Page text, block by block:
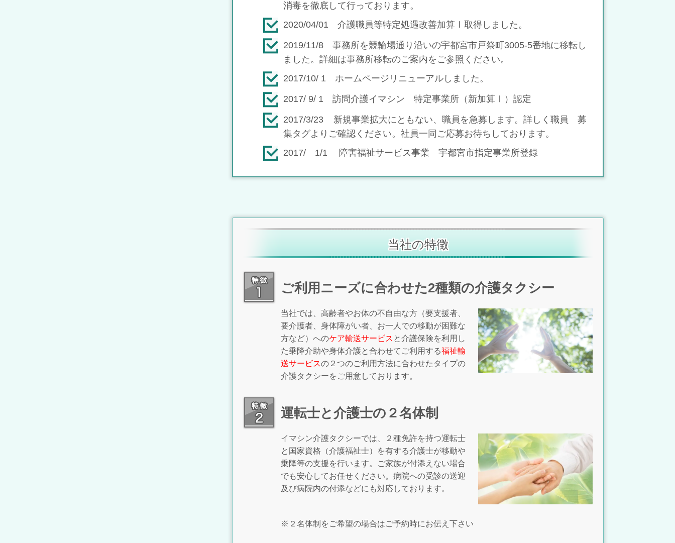
消毒を徹底して行っております。
2020/04/01 介護職員等特定処遇改善加算Ⅰ取得しました。
2019/11/8 事務所を競輪場通り沿いの宇都宮市戸祭町3005-5番地に移転し
ました。詳細は事務所移転のご案内をご参照ください。
2017/10/ 1 ホームページリニューアルしました。
2017/ 9/ 1 訪問介護イマシン 特定事業所（新加算Ⅰ）認定
2017/3/23 新規事業拡大にともない、職員を急募します。詳しく職員 募
集タグよりご確認ください。社員一同ご応募お待ちしております。
2017/ 1/1 障害福祉サービス事業 宇都宮市指定事業所登録
当社の特徴
ご利用ニーズに合わせた2種類の介護タクシー
当社では、高齢者やお体の不自由な方（要支援者、
要介護者、身体障がい者、お一人での移動が困難な
方など）へのケア輸送サービス と介護保険を利用し
た乗降介助や身体介護と合わせてご利用する福祉輸
送サービスの２つのご利用方法に合わせたタイプの
介護タクシーをご用意しております。
運転士と介護士の２名体制
イマシン介護タクシーでは、２種免許を持つ運転士
と国家資格（介護福祉士）を有する介護士が移動や
乗降等の支援を行います。ご家族が付添えない場合
でも安心してお任せください。病院への受診の送迎
及び病院内の付添などにも対応しております。
※２名体制をご希望の場合はご予約時にお伝え下さい